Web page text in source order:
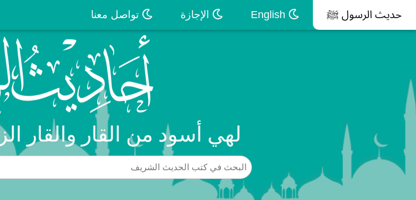
حديث الرسول ﷺ الإجازة تواصل معنا
لهي أسود من القار والقار